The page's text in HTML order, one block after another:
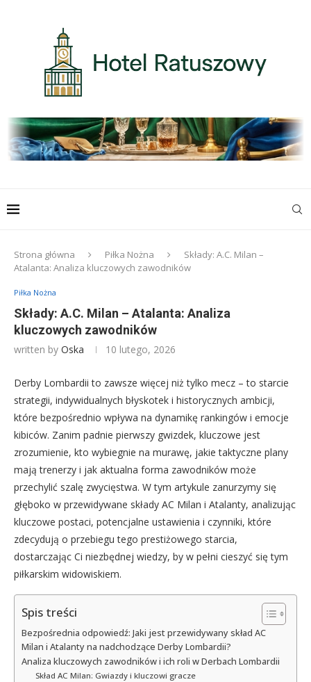
Strona główna Piłka Nożna
Składy: A.C. Milan –
Atalanta: Analiza kluczowych zawodników
Piłka Nożna
Składy: A.C. Milan – Atalanta: Analiza
kluczowych zawodników
written by Oska 10 lutego, 2026
Derby Lombardii to zawsze więcej niż tylko mecz – to starcie
strategii, indywidualnych błyskotek i historycznych ambicji,
które bezpośrednio wpływa na dynamikę rankingów i emocje
kibiców. Zanim padnie pierwszy gwizdek, kluczowe jest
zrozumienie, kto wybiegnie na murawę, jakie taktyczne plany
mają trenerzy i jak aktualna forma zawodników może
przechylić szalę zwycięstwa. W tym artykule zanurzymy się
głęboko w przewidywane składy AC Milan i Atalanty, analizując
kluczowe postaci, potencjalne ustawienia i czynniki, które
zdecydują o przebiegu tego prestiżowego starcia,
dostarczając Ci niezbędnej wiedzy, by w pełni cieszyć się tym
piłkarskim widowiskiem.
Spis treści
Bezpośrednia odpowiedź: Jaki jest przewidywany skład AC
Milan i Atalanty na nadchodzące Derby Lombardii?
Analiza kluczowych zawodników i ich roli w Derbach Lombardii
Skład AC Milan: Gwiazdy i kluczowi gracze